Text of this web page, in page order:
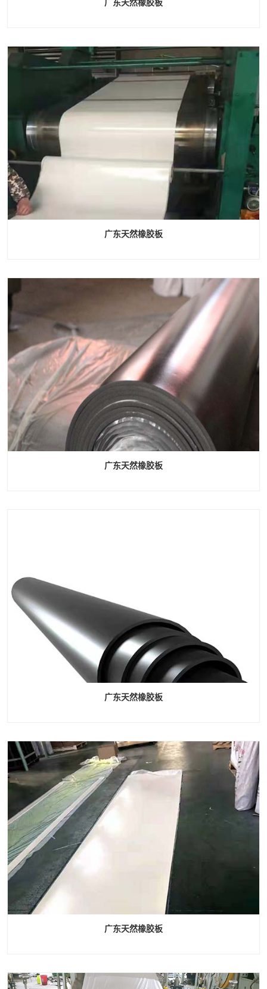
广东天然橡胶板
广东天然橡胶板
广东天然橡胶板
广东天然橡胶板